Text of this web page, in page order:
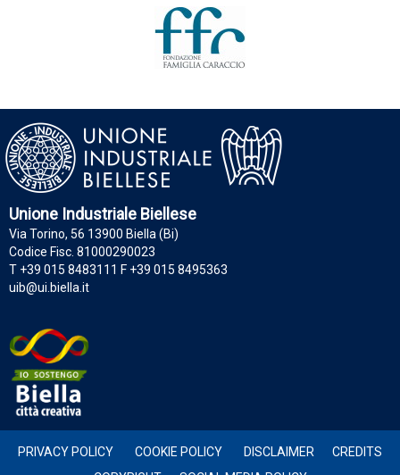
Unione Industriale Biellese
Via Torino, 56 13900 Biella (Bi)
Codice Fisc. 81000290023
T +39 015 8483111 F +39 015 8495363
uib@ui.biella.it
PRIVACY POLICY COOKIE POLICY DISCLAIMER
CREDITS